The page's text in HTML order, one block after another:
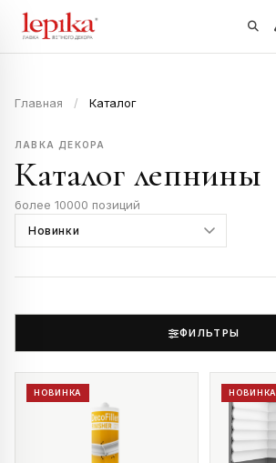
Главная / Каталог
ЛАВКА ДЕКОРА
Каталог лепнины
более 10000 позиций
ФИЛЬТРЫ
НОВИНКА НОВИНКА